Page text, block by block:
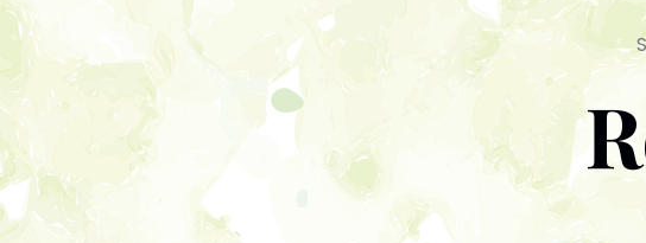
Diagnoza psychologiczna (testy psychologiczne)
Konsultacja biegłego psychologa
Psychoterapia indywidualna (PL / EN)
Grupy